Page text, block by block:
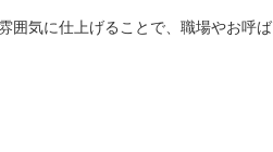
囲気に仕上げることで、職場やお呼ば